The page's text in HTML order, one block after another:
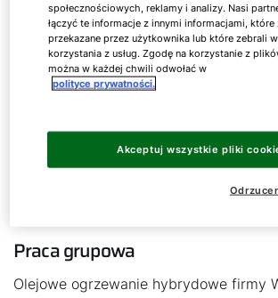
Praca grupowa
Olejowe ogrzewanie hybrydowe firmy
społecznościowych, reklamy i analizy. Nasi
łączyć te informacje z innymi informacjami, które
przekazane przez użytkownika lub które zebrali
korzystania z usług. Zgodę na korzystanie z
można w każdej chwili odwołać w
polityce prywatności.
Akceptuj wszystkie pliki